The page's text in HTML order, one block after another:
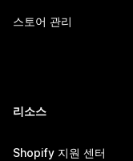
스토어 관리
리소스
Shopify 지원 센터